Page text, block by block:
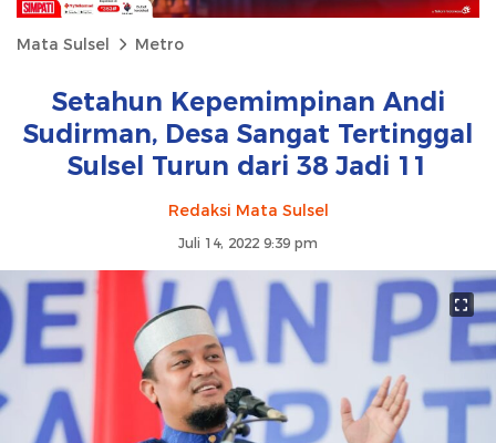
Mata Sulsel Metro
Setahun Kepemimpinan Andi
Sudirman, Desa Sangat Tertinggal
Sulsel Turun dari 38 Jadi 11
Redaksi Mata Sulsel
Juli 14, 2022 9:39 pm